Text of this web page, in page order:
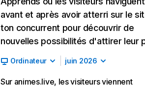
avant et après avoir atterri sur le
ton concurrent pour découvrir de
nouvelles possibilités d'attirer leur
Ordinateur juin 2026
Sur animes.live, les visiteurs viennent